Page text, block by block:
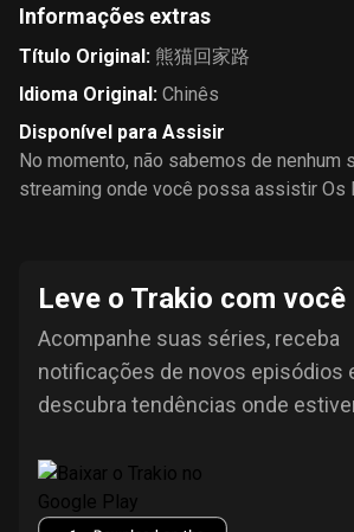
Informações extras
Título Original: 熊猫回家路
Idioma Original: Chinês
Disponível para Assisir
No momento, não sabemos de nenhum
streaming onde você possa assistir Os
Leve o Trakio com você
Acompanhe suas séries, receba
notificações de novos episódios
descubra tendências onde